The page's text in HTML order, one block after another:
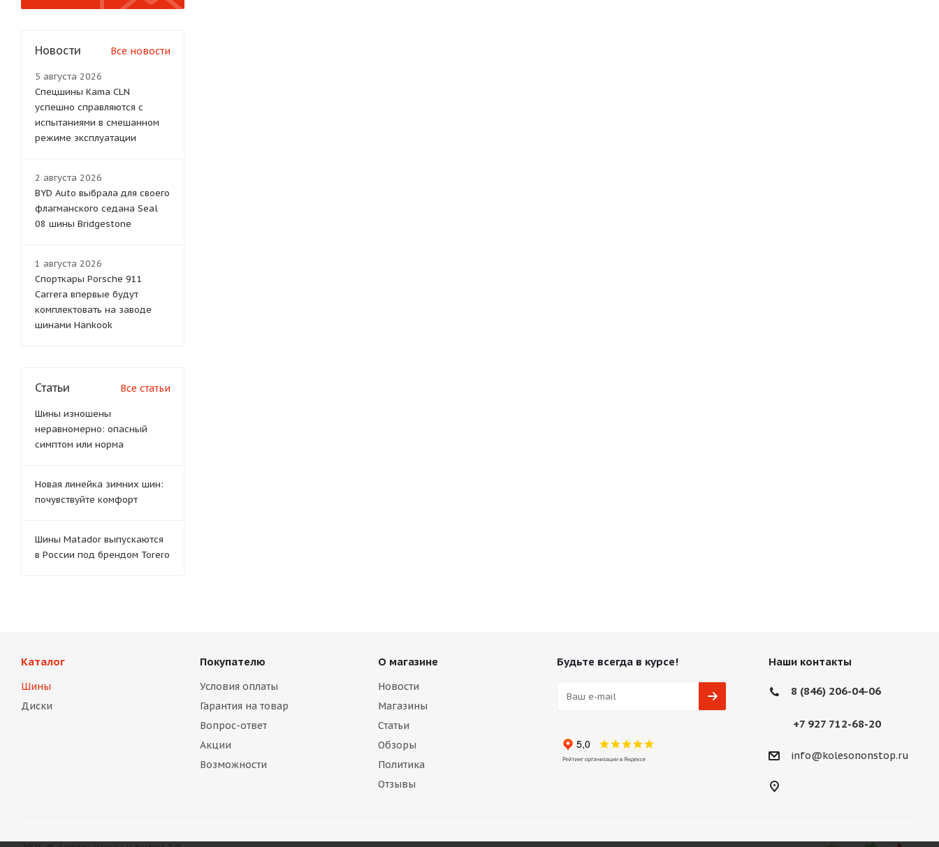
Новости Все новости
5 августа 2026
Спецшины Kama CLN
успешно справляются с
испытаниями в смешанном
режиме эксплуатации
2 августа 2026
BYD Auto выбрала для своего
флагманского седана Seal
08 шины Bridgestone
1 августа 2026
Спорткары Porsche 911
Carrera впервые будут
комплектовать на заводе
шинами Hankook
Статьи Все статьи
Шины изношены
неравномерно: опасный
симптом или норма
Новая линейка зимних шин:
почувствуйте комфорт
Шины Matador выпускаются
в России под брендом Torero
Каталог
Шины
Диски
Покупателю
Условия оплаты
Гарантия на товар
Вопрос-ответ
Акции
Возможности
О магазине
Новости
Магазины
Статьи
Обзоры
Политика
Отзывы
Будьте всегда в курсе! Наши контакты
8 (846) 206-04-06
+7 927 712-68-20
info@kolesononstop.ru